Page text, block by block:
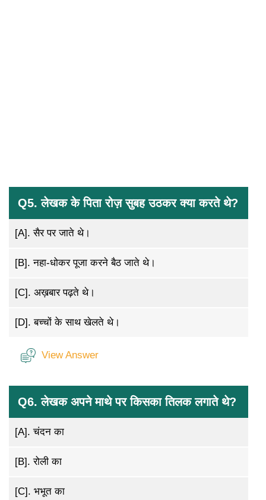
Q5. लेखक के पिता रोज़ सुबह उठकर क्या करते थे?
[A].सैर पर जाते थे।
[B].नहा-धोकर पूजा करने बैठ जाते थे।
[C]. अख़बार पढ़ते थे।
[D].बच्चों के साथ खेलते थे।
View Answer
Q6. लेखक अपने माथे पर किसका तिलक लगाते थे?
[A].चंदन का
[B].रोली का
[C]. भभूत का